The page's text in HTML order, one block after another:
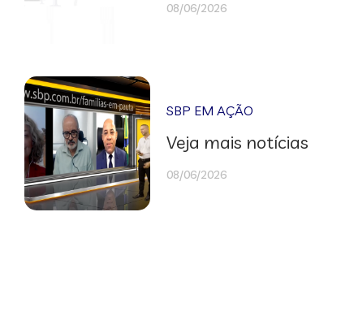
08/06/2026
SBP EM AÇÃO
Veja mais notícias
08/06/2026